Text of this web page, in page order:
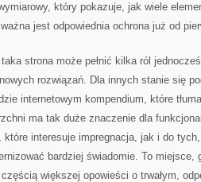
który pokazuje, jak wiele
jest odpowiednia ochrona już od
strona może pełnić kilka ról
rozwiązań. Dla innych stanie się
internetowym kompendium, które
ma tak duże znaczenie dla
które interesuje impregnacja, jak i do
bardziej świadomie. To miejsce,
większej opowieści o trwałym,